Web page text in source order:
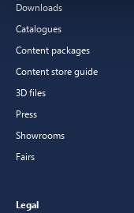
Downloads
Catalogues
Content packages
Content store guide
3D files
Press
Showrooms
Fairs
Legal